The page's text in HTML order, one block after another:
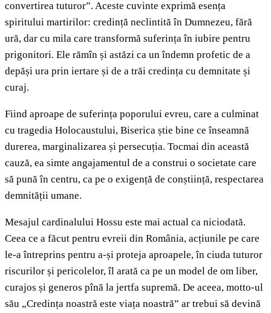
convertirea tuturor”. Aceste cuvinte exprimă esența
spiritului martirilor: credință neclintită în Dumnezeu, fără
ură, dar cu mila care transformă suferința în iubire pentru
prigonitori. Ele rămîn și astăzi ca un îndemn profetic de a
depăși ura prin iertare și de a trăi credința cu demnitate și
curaj.
Fiind aproape de suferința poporului evreu, care a culminat
cu tragedia Holocaustului, Biserica știe bine ce înseamnă
durerea, marginalizarea și persecuția. Tocmai din această
cauză, ea simte angajamentul de a construi o societate care
să pună în centru, ca pe o exigență de conștiință, respectarea
demnității umane.
Mesajul cardinalului Hossu este mai actual ca niciodată.
Ceea ce a făcut pentru evreii din România, acțiunile pe care
le-a întreprins pentru a-și proteja aproapele, în ciuda tuturor
riscurilor și pericolelor, îl arată ca pe un model de om liber,
curajos și generos pînă la jertfa supremă. De aceea, motto-ul
său „Credința noastră este viața noastră” ar trebui să devină